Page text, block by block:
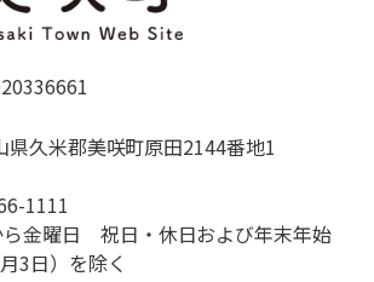
久米郡美咲町原田2144番地1
1111
ら金曜日 祝日・休日および年末年始
3日）を除く